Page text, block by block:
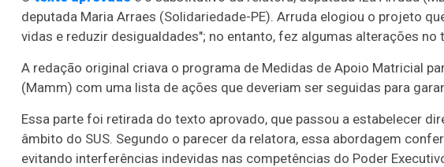
deputada Maria Arraes (Solidariedade-PE). Arruda elogiou o projeto
vidas e reduzir desigualdades"; no entanto, fez algumas alterações no
A redação original criava o programa de Medidas de Apoio Matricial
(Mamm) com uma lista de ações que deveriam ser seguidas para
Essa parte foi retirada do texto aprovado, que passou a estabelecer
âmbito do SUS. Segundo o parecer da relatora, essa abordagem
evitando interferências indevidas nas competências do Poder